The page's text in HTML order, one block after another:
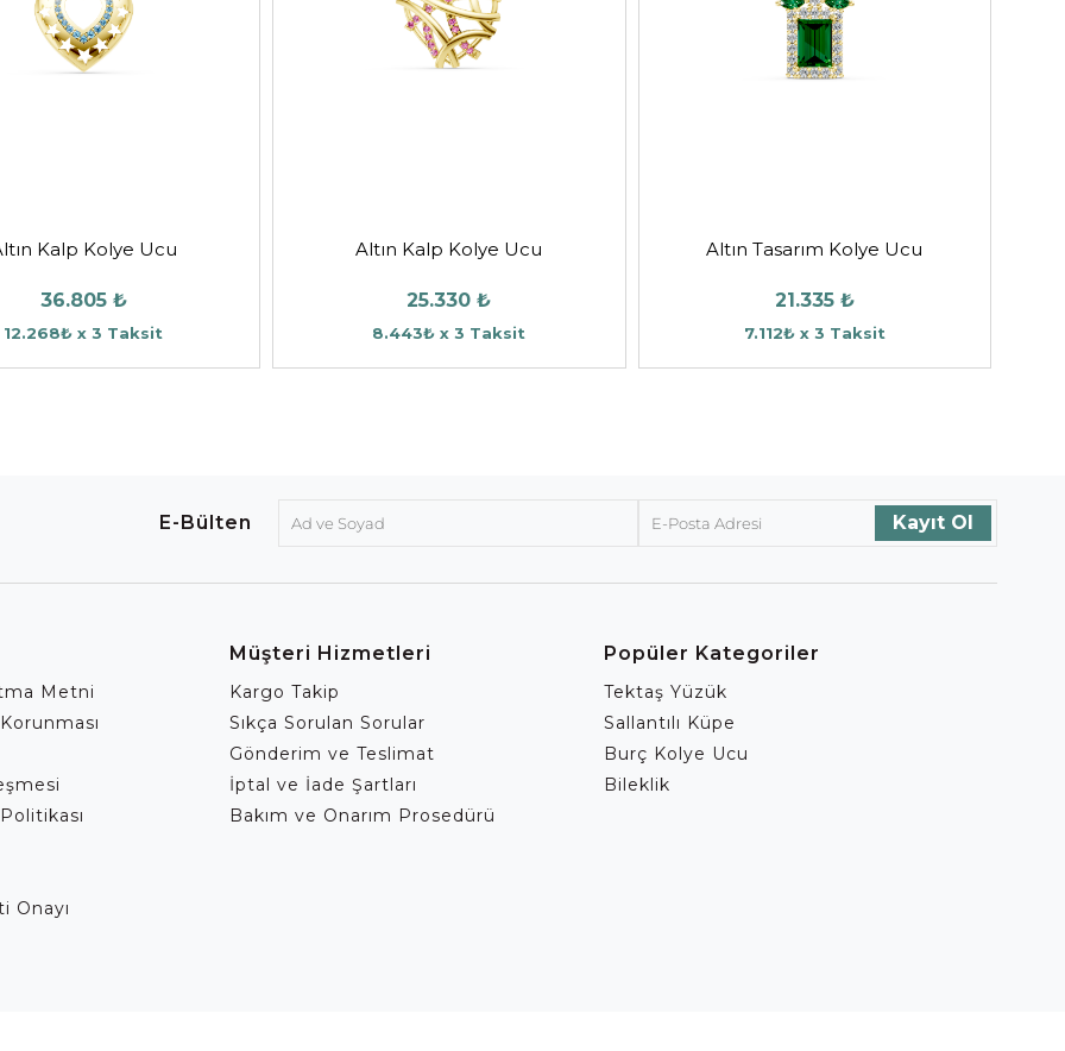
Kalp Kolye Ucu
36.805 ₺
12.268₺ x 3 Taksit
Altın Kalp Kolye Ucu
25.330 ₺
8.443₺ x 3 Taksit
Altın Tasarım Kolye Ucu
21.335 ₺
7.112₺ x 3 Taksit
E-Bülten
Metni
Onayı
Müşteri Hizmetleri
Kargo Takip
Sıkça Sorulan Sorular
Gönderim ve Teslimat
İptal ve İade Şartları
Bakım ve Onarım Prosedürü
Popüler Kategoriler
Tektaş Yüzük
Sallantılı Küpe
Burç Kolye Ucu
Bileklik